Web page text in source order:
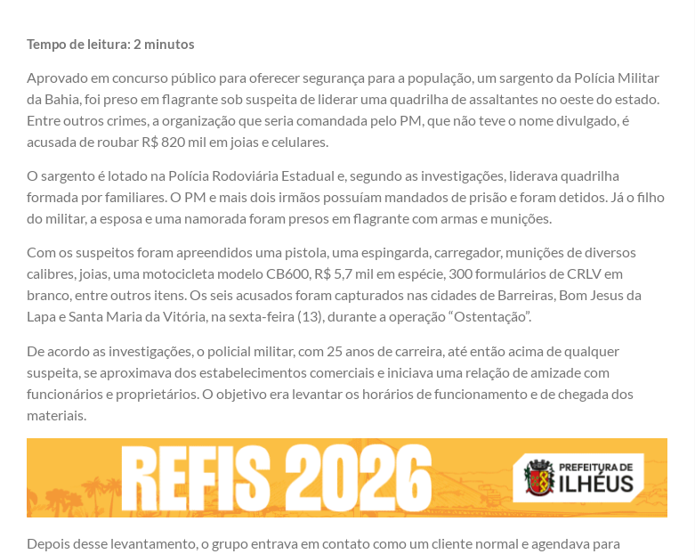
Tempo de leitura: 2 minutos
Aprovado em concurso público para oferecer segurança para a população, um sargento da Polícia Militar
da Bahia, foi preso em flagrante sob suspeita de liderar uma quadrilha de assaltantes no oeste do estado.
Entre outros crimes, a organização que seria comandada pelo PM, que não teve o nome divulgado, é
acusada de roubar R$ 820 mil em joias e celulares.
O sargento é lotado na Polícia Rodoviária Estadual e, segundo as investigações, liderava quadrilha
formada por familiares. O PM e mais dois irmãos possuíam mandados de prisão e foram detidos. Já o filho
do militar, a esposa e uma namorada foram presos em flagrante com armas e munições.
Com os suspeitos foram apreendidos uma pistola, uma espingarda, carregador, munições de diversos
calibres, joias, uma motocicleta modelo CB600, R$ 5,7 mil em espécie, 300 formulários de CRLV em
branco, entre outros itens. Os seis acusados foram capturados nas cidades de Barreiras, Bom Jesus da
Lapa e Santa Maria da Vitória, na sexta-feira (13), durante a operação “Ostentação”.
De acordo as investigações, o policial militar, com 25 anos de carreira, até então acima de qualquer
suspeita, se aproximava dos estabelecimentos comerciais e iniciava uma relação de amizade com
funcionários e proprietários. O objetivo era levantar os horários de funcionamento e de chegada dos
materiais.
Depois desse levantamento, o grupo entrava em contato como um cliente normal e agendava para